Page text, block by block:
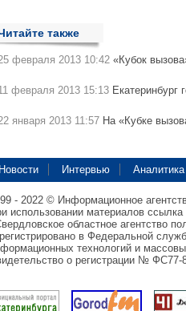
также
февраля 2013 10:42 «Кубок
февраля 2013 15:13 Екатеринбург
января 2013 11:57 На «Кубке
Новости Интервью Аналитика
- 2022 © Информационное
использовании материалов
областное агентство
в Федеральной
технологий и
о регистрации № ФС77-